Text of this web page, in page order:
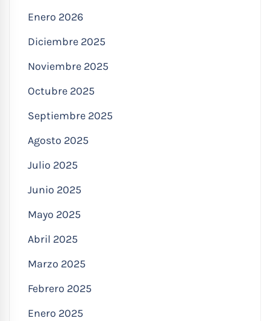
Enero 2026
Diciembre 2025
Noviembre 2025
Octubre 2025
Septiembre 2025
Agosto 2025
Julio 2025
Junio 2025
Mayo 2025
Abril 2025
Marzo 2025
Febrero 2025
Enero 2025